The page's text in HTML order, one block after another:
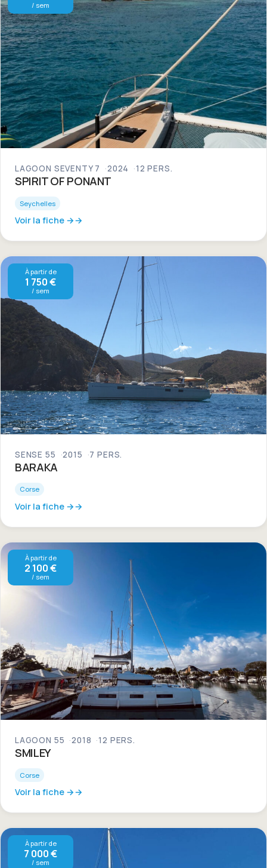
/ sem
LAGOON SEVENTY 7 2024 12 PERS.
SPIRIT OF PONANT
Seychelles
Voir la fiche →
À partir de
1 750 €
/ sem
SENSE 55 2015 7 PERS.
BARAKA
Corse
Voir la fiche →
À partir de
2 100 €
/ sem
LAGOON 55 2018 12 PERS.
SMILEY
Corse
Voir la fiche →
À partir de
7 000 €
/ sem